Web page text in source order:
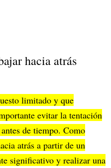
hacia atrás
limitado y que
evitar la tentación
de tiempo. Como
atrás a partir de un
significativo y realizar una